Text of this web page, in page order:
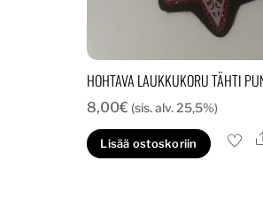
HOHTAVA LAUKKUKORU TÄHTI
8,00€ (sis. alv. 25,5%)
Lisää ostoskoriin